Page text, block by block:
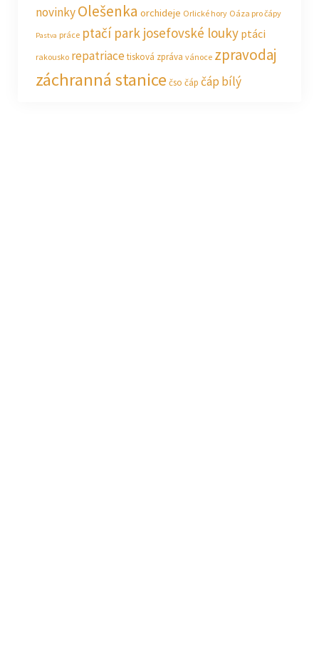
novinkyOlešenka orchideje Orlické hory Oáza pro čápy
Pastva práce ptačí park josefovské louky ptáci
rakousko repatriacetisková zpráva vánoce zpravodaj
záchranná stanice čso čáp čáp bílý